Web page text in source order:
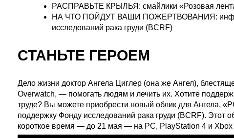
РАСПРАВЬТЕ КРЫЛЬЯ : смайлики «Розовая
НА ЧТО ПОЙДУТ ВАШИ ПОЖЕРТВОВАНИЯ :
исследований рака груди (BCRF)
СТАНЬТЕ ГЕРОЕМ
Дело жизни доктор Ангела Циглер (она же Ангел),
Overwatch, — помогать людям и лечить их. Хотите
труде? Вы можете приобрести новый облик для Ангела,
поддержку Фонду исследований рака груди (BCRF). Этот
короткое время — до 21 мая — на PC, PlayStation 4 и Xbox